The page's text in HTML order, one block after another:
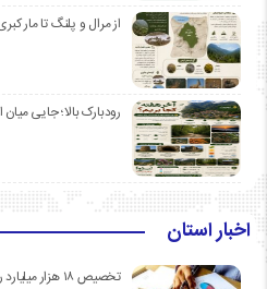
از مرال و پلنگ تا مار
رودبارک بالا؛ جایی
اخبار استان
تخصیص ۱۸ هزار